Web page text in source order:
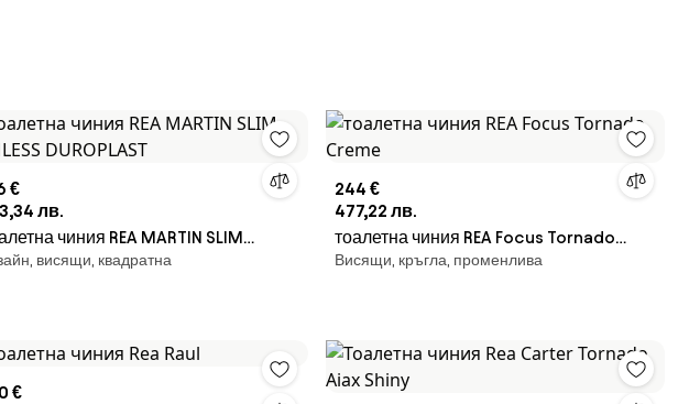
€
лв.
чиния REA MARTIN SLIM
DUROPLAST
висящи, квадратна
244 €
477,22 лв.
тоалетна чиния REA Focus Tornado
Creme
Висящи, кръгла, променлива
€